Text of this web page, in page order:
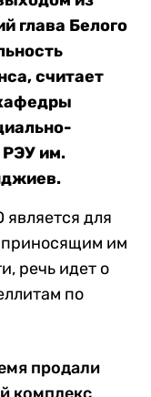
глава Белого
считает
РЭУ им.
является для
им
речь идет о
по
продали